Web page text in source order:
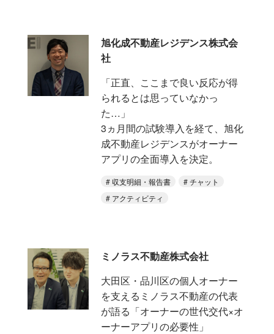
旭化成不動産レジデンス株式会
社
「正直、ここまで良い反応が得
られるとは思っていなかっ
た…」
3ヵ月間の試験導入を経て、旭化
成不動産レジデンスがオーナー
アプリの全面導入を決定。
収支明細・報告書
チャット
アクティビティ
ミノラス不動産株式会社
大田区・品川区の個人オーナー
を支えるミノラス不動産の代表
が語る「オーナーの世代交代×オ
ーナーアプリの必要性」